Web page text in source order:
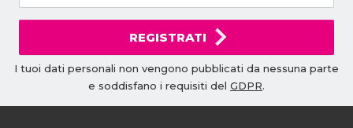
REGISTRATI
I tuoi dati personali non vengono pubblicati da nessuna parte
e soddisfano i requisiti del GDPR.